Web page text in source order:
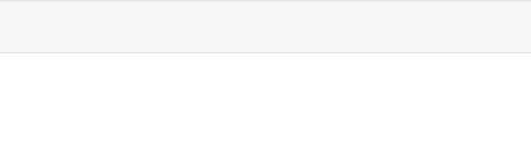
das Dropdown der Kategorie News